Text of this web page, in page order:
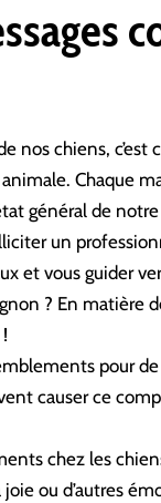
nos chiens, c’est
Chaque
général de
un
et vous guider
? En matière
pour
causer ce
chez les
ou d’autres